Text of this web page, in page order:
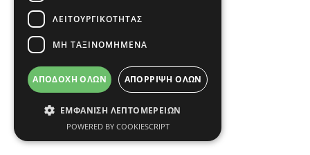
ΛΕΙΤΟΥΡΓΙΚΌΤΗΤΑΣ
ΜΗ ΤΑΞΙΝΟΜΗΜΈΝΑ
ΑΠΟΔΟΧΉ ΌΛΩΝ ΑΠΌΡΡΙΨΗ ΌΛΩΝ
ΕΜΦΆΝΙΣΗ ΛΕΠΤΟΜΕΡΕΙΏΝ
POWERED BY COOKIESCRIPT